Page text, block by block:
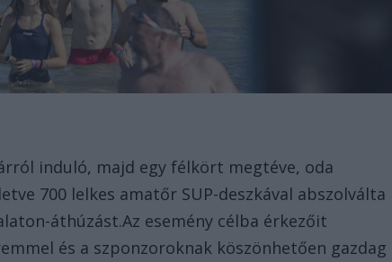
induló, majd egy félkört megtéve, oda
700 lelkes amatőr SUP-deszkával abszolválta
áthúzást.Az esemény célba érkezőit
és a szponzoroknak köszönhetően gazdag